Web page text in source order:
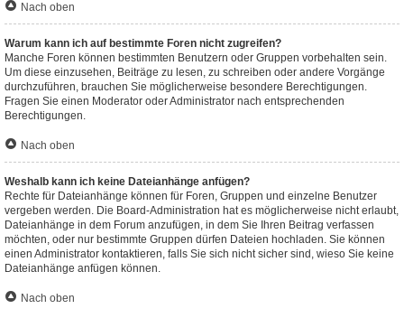
Nach oben
Warum kann ich auf bestimmte Foren nicht zugreifen?
Manche Foren können bestimmten Benutzern oder Gruppen vorbehalten sein.
Um diese einzusehen, Beiträge zu lesen, zu schreiben oder andere Vorgänge
durchzuführen, brauchen Sie möglicherweise besondere Berechtigungen.
Fragen Sie einen Moderator oder Administrator nach entsprechenden
Berechtigungen.
Nach oben
Weshalb kann ich keine Dateianhänge anfügen?
Rechte für Dateianhänge können für Foren, Gruppen und einzelne Benutzer
vergeben werden. Die Board-Administration hat es möglicherweise nicht erlaubt,
Dateianhänge in dem Forum anzufügen, in dem Sie Ihren Beitrag verfassen
möchten, oder nur bestimmte Gruppen dürfen Dateien hochladen. Sie können
einen Administrator kontaktieren, falls Sie sich nicht sicher sind, wieso Sie keine
Dateianhänge anfügen können.
Nach oben